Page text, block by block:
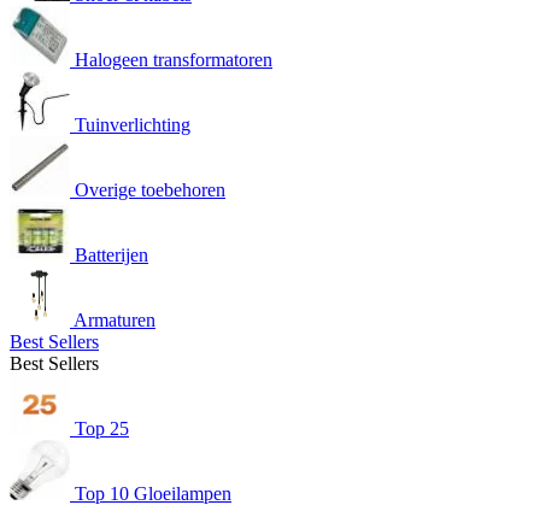
Halogeen transformatoren
Tuinverlichting
Overige toebehoren
Batterijen
Armaturen
Best Sellers
Best Sellers
Top 25
Top 10 Gloeilampen